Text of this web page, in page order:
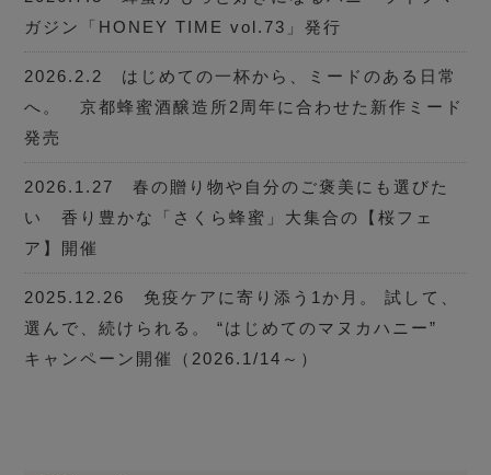
ガジン「HONEY TIME vol.73」発行
2026.2.2 はじめての一杯から、ミードのある日常
へ。 京都蜂蜜酒醸造所2周年に合わせた新作ミード
発売
2026.1.27 春の贈り物や自分のご褒美にも選びた
い 香り豊かな「さくら蜂蜜」大集合の【桜フェ
ア】開催
2025.12.26 免疫ケアに寄り添う1か月。 試して、
選んで、続けられる。 “はじめてのマヌカハニー”
キャンペーン開催（2026.1/14～）